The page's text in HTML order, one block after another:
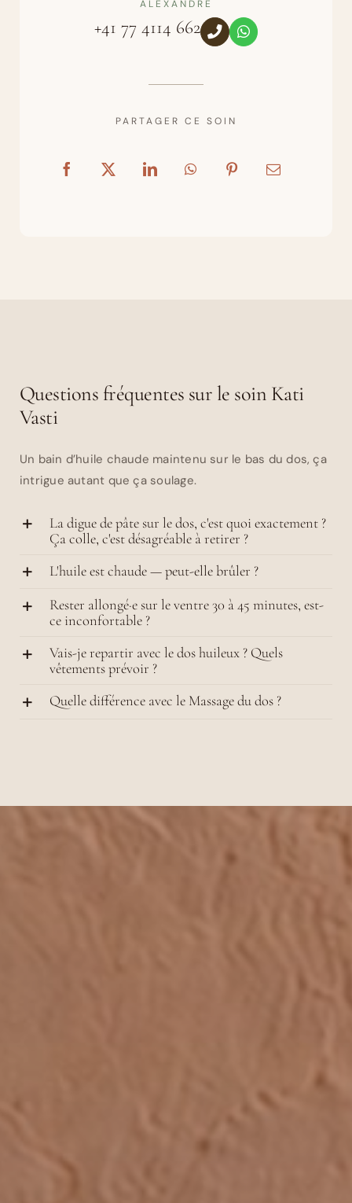
ALEXANDRE
+41 77 4114 662
PARTAGER CE SOIN
Questions fréquentes sur le soin Kati
Vasti
Un bain d’huile chaude maintenu sur le bas du dos, ça
intrigue autant que ça soulage.
La digue de pâte sur le dos, c'est quoi exactement ?
Ça colle, c'est désagréable à retirer ?
L'huile est chaude — peut-elle brûler ?
Rester allongé·e sur le ventre 30 à 45 minutes, est-
ce inconfortable ?
Vais-je repartir avec le dos huileux ? Quels
vêtements prévoir ?
Quelle différence avec le Massage du dos ?